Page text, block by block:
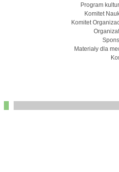
Program
Komitet
Komitet
Materiały dla